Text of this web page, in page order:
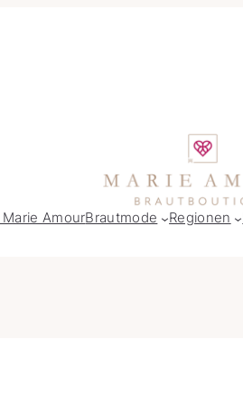
AmourBrautmode Regionen